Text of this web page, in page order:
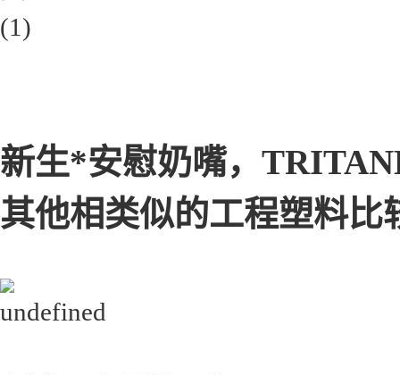
新生*安慰奶嘴，
其他相类似的工程塑料比